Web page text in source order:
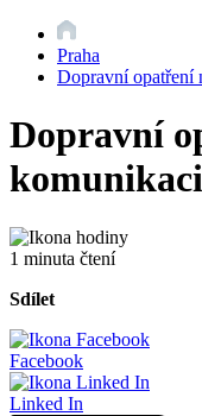
Praha
Dopravní opatření
Dopravní
1 minuta čtení
Sdílet
Facebook
Linked In